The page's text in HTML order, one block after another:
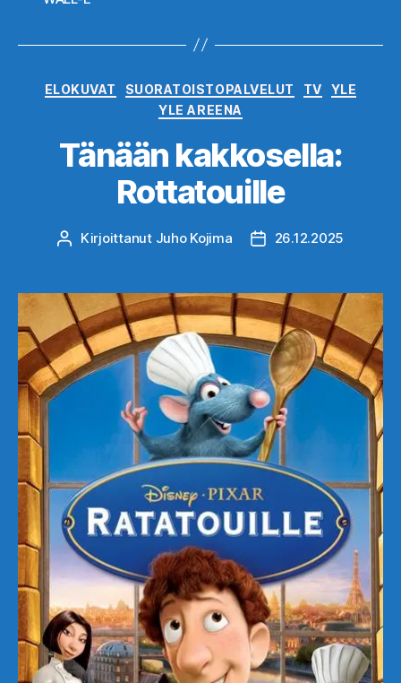
Kategoriat
ELOKUVAT SUORATOISTOPALVELUT TV
YLE
YLE AREENA
Tänään kakkosella:
Rottatouille
Kirjoittaja
Kirjoittanut Juho Kojima Julkaisupäivämäärä
26.12.2025